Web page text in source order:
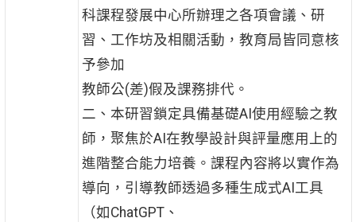
科課程發展中心所辦理之各項會議、研
習、工作坊及相關活動，教育局皆同意核
予參加
教師公(差)假及課務排代。
二、本研習鎖定具備基礎AI使用經驗之教
師，聚焦於AI在教學設計與評量應用上的
進階整合能力培養。課程內容將以實作為
導向，引導教師透過多種生成式AI工具
（如ChatGPT、